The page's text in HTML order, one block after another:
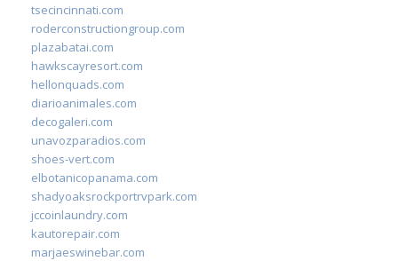
tsecincinnati.com
roderconstructiongroup.com
plazabatai.com
hawkscayresort.com
hellonquads.com
diarioanimales.com
decogaleri.com
unavozparadios.com
shoes-vert.com
elbotanicopanama.com
shadyoaksrockportrvpark.com
jccoinlaundry.com
kautorepair.com
marjaeswinebar.com